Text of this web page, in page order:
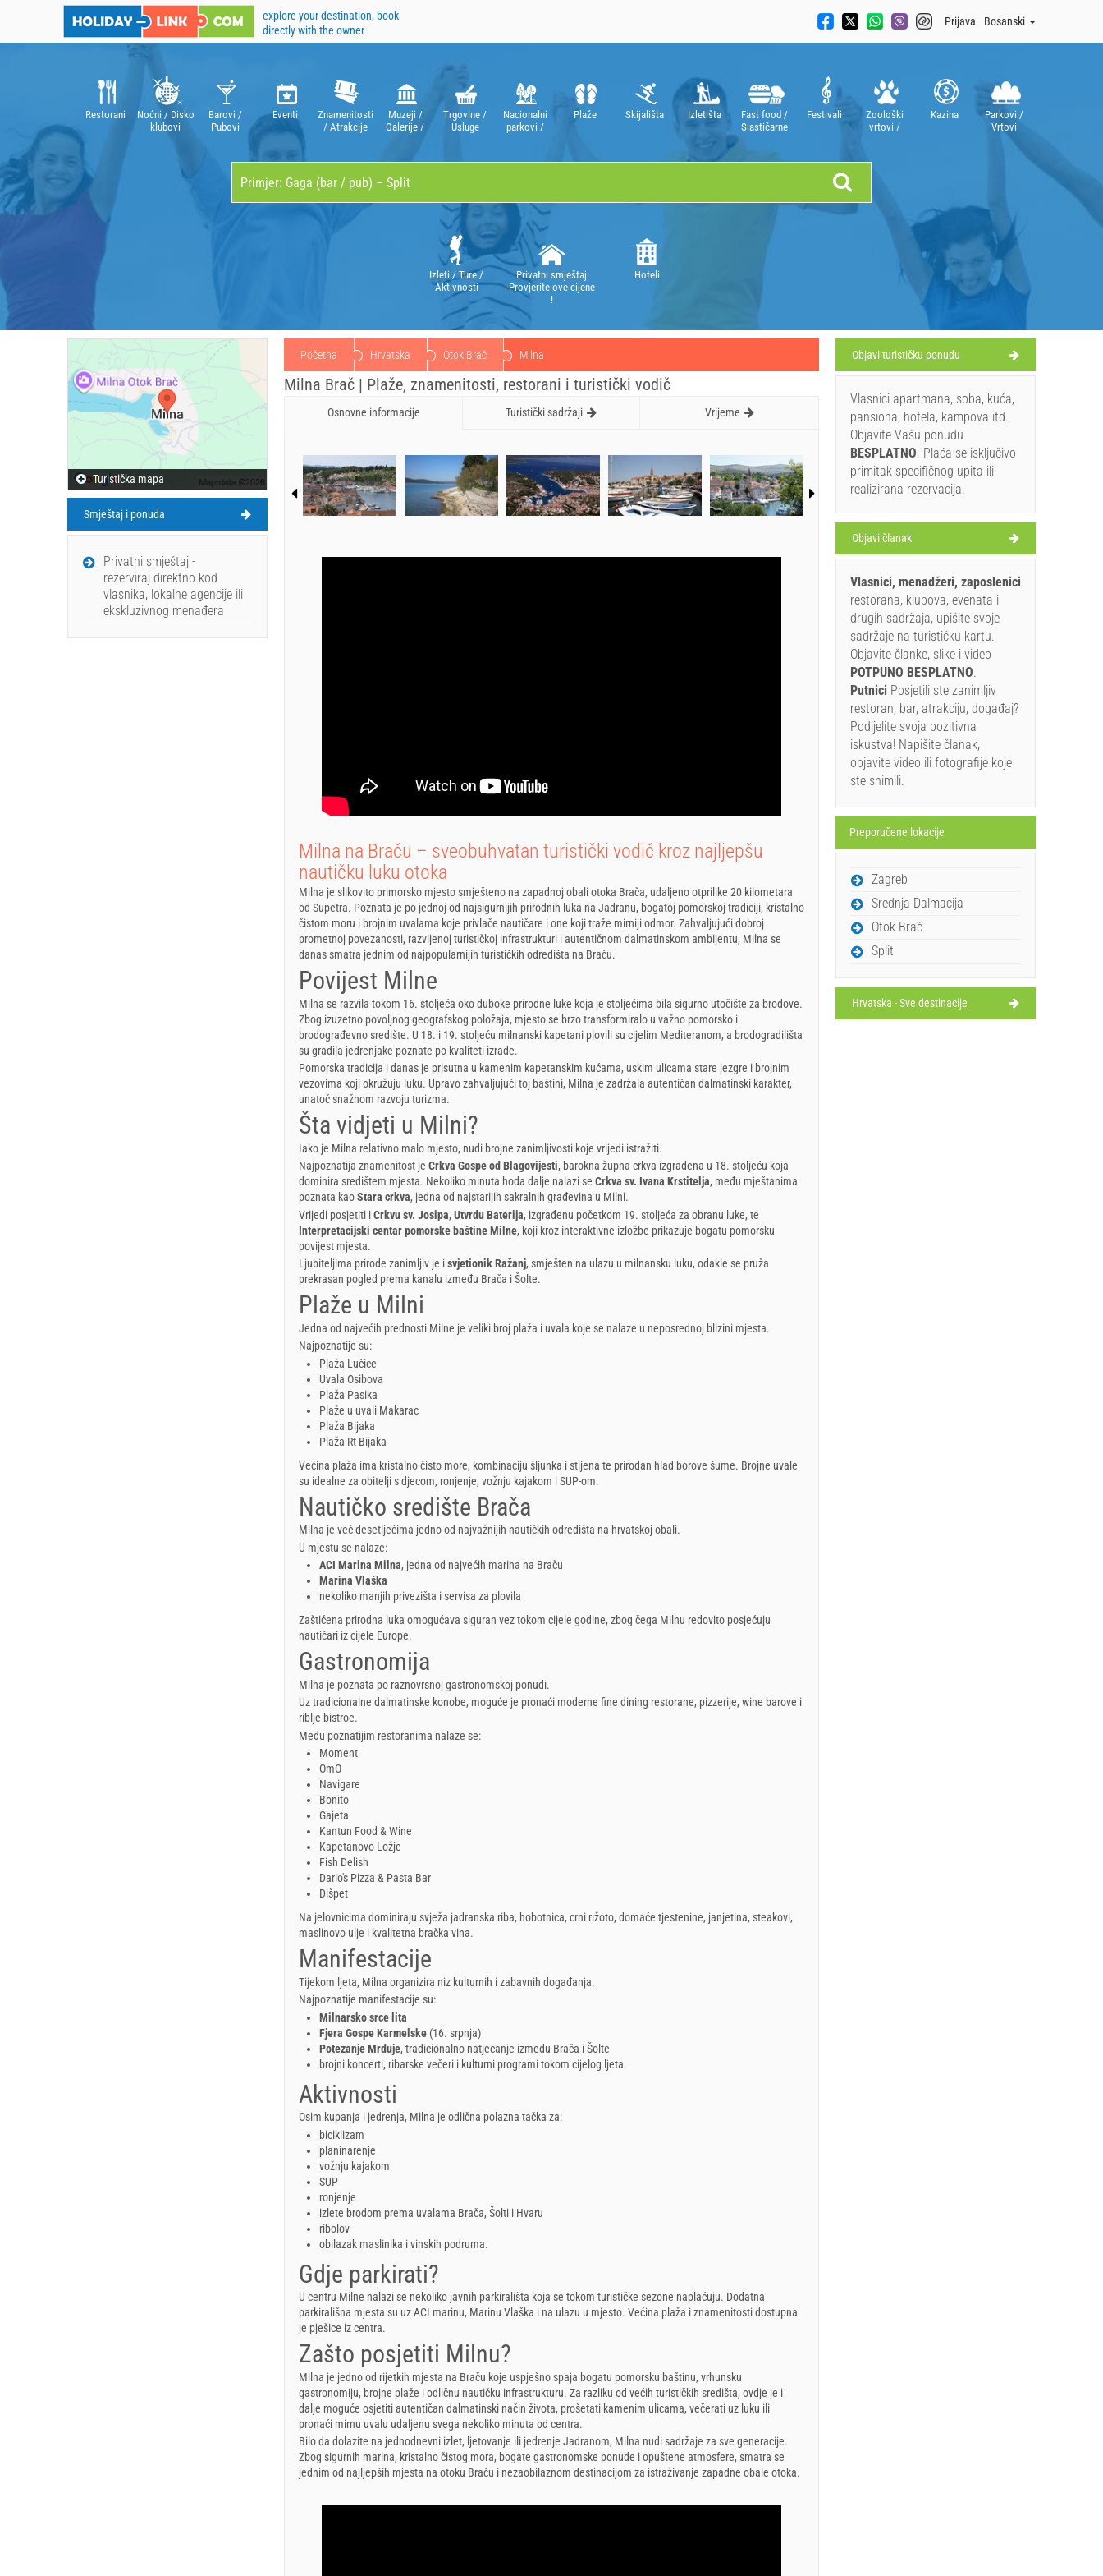
explore your destination, book
directly with the owner
Prijava Bosanski
Restorani
Noćni / Disko
klubovi
Barovi /
Pubovi
Eventi
Znamenitosti
/ Atrakcije
Muzeji /
Galerije /
Trgovine /
Usluge
Nacionalni
parkovi /
Plaže Skijališta Izletišta
Fast food /
Slastičarne
Festivali
Zoološki
vrtovi /
Kazina
Parkovi /
Vrtovi
Izleti / Ture /
Aktivnosti
Privatni smještaj
Provjerite ove cijene
!
Hoteli
Početna Hrvatska Otok Brač Milna
Milna Brač | Plaže, znamenitosti, restorani i turistički vodič
Osnovne informacije Turistički sadržaji Vrijeme
Milna na Braču – sveobuhvatan turistički vodič kroz najljepšu
nautičku luku otoka
Milna je slikovito primorsko mjesto smješteno na zapadnoj obali otoka Brača, udaljeno otprilike 20 kilometara
od Supetra. Poznata je po jednoj od najsigurnijih prirodnih luka na Jadranu, bogatoj pomorskoj tradiciji, kristalno
čistom moru i brojnim uvalama koje privlače nautičare i one koji traže mirniji odmor. Zahvaljujući dobroj
prometnoj povezanosti, razvijenoj turističkoj infrastrukturi i autentičnom dalmatinskom ambijentu, Milna se
danas smatra jednim od najpopularnijih turističkih odredišta na Braču.
Povijest Milne
Milna se razvila tokom 16. stoljeća oko duboke prirodne luke koja je stoljećima bila sigurno utočište za brodove.
Zbog izuzetno povoljnog geografskog položaja, mjesto se brzo transformiralo u važno pomorsko i
brodograđevno središte. U 18. i 19. stoljeću milnanski kapetani plovili su cijelim Mediteranom, a brodogradilišta
su gradila jedrenjake poznate po kvaliteti izrade.
Pomorska tradicija i danas je prisutna u kamenim kapetanskim kućama, uskim ulicama stare jezgre i brojnim
vezovima koji okružuju luku. Upravo zahvaljujući toj baštini, Milna je zadržala autentičan dalmatinski karakter,
unatoč snažnom razvoju turizma.
Šta vidjeti u Milni?
Iako je Milna relativno malo mjesto, nudi brojne zanimljivosti koje vrijedi istražiti.
Najpoznatija znamenitost je Crkva Gospe od Blagovijesti, barokna župna crkva izgrađena u 18. stoljeću koja
dominira središtem mjesta. Nekoliko minuta hoda dalje nalazi se Crkva sv. Ivana Krstitelja, među mještanima
poznata kaoStara crkva, jedna od najstarijih sakralnih građevina u Milni.
Vrijedi posjetiti iCrkvu sv. Josipa, Utvrdu Baterija, izgrađenu početkom 19. stoljeća za obranu luke, te
Interpretacijski centar pomorske baštine Milne, koji kroz interaktivne izložbe prikazuje bogatu pomorsku
povijest mjesta.
Ljubiteljima prirode zanimljiv je isvjetionik Ražanj, smješten na ulazu u milnansku luku, odakle se pruža
prekrasan pogled prema kanalu između Brača i Šolte.
Plaže u Milni
Jedna od najvećih prednosti Milne je veliki broj plaža i uvala koje se nalaze u neposrednoj blizini mjesta.
Najpoznatije su:
Plaža Lučice
Uvala Osibova
Plaža Pasika
Plaže u uvali Makarac
Plaža Bijaka
Plaža Rt Bijaka
Većina plaža ima kristalno čisto more, kombinaciju šljunka i stijena te prirodan hlad borove šume. Brojne uvale
su idealne za obitelji s djecom, ronjenje, vožnju kajakom i SUP-om.
Nautičko središte Brača
Milna je već desetljećima jedno od najvažnijih nautičkih odredišta na hrvatskoj obali.
U mjestu se nalaze:
ACI Marina Milna, jedna od najvećih marina na Braču
Marina Vlaška
nekoliko manjih privezišta i servisa za plovila
Zaštićena prirodna luka omogućava siguran vez tokom cijele godine, zbog čega Milnu redovito posjećuju
nautičari iz cijele Europe.
Gastronomija
Milna je poznata po raznovrsnoj gastronomskoj ponudi.
Uz tradicionalne dalmatinske konobe, moguće je pronaći moderne fine dining restorane, pizzerije, wine barove i
riblje bistroe.
Među poznatijim restoranima nalaze se:
Moment
OmO
Navigare
Bonito
Gajeta
Kantun Food & Wine
Kapetanovo Ložje
Fish Delish
Dario's Pizza & Pasta Bar
Dišpet
Na jelovnicima dominiraju svježa jadranska riba, hobotnica, crni rižoto, domaće tjestenine, janjetina, steakovi,
maslinovo ulje i kvalitetna bračka vina.
Manifestacije
Tijekom ljeta, Milna organizira niz kulturnih i zabavnih događanja.
Najpoznatije manifestacije su:
Milnarsko srce lita
Fjera Gospe Karmelske (16. srpnja)
Potezanje Mrduje, tradicionalno natjecanje između Brača i Šolte
brojni koncerti, ribarske večeri i kulturni programi tokom cijelog ljeta.
Aktivnosti
Osim kupanja i jedrenja, Milna je odlična polazna tačka za:
biciklizam
planinarenje
vožnju kajakom
SUP
ronjenje
izlete brodom prema uvalama Brača, Šolti i Hvaru
ribolov
obilazak maslinika i vinskih podruma.
Gdje parkirati?
U centru Milne nalazi se nekoliko javnih parkirališta koja se tokom turističke sezone naplaćuju. Dodatna
parkirališna mjesta su uz ACI marinu, Marinu Vlaška i na ulazu u mjesto. Većina plaža i znamenitosti dostupna
je pješice iz centra.
Zašto posjetiti Milnu?
Milna je jedno od rijetkih mjesta na Braču koje uspješno spaja bogatu pomorsku baštinu, vrhunsku
gastronomiju, brojne plaže i odličnu nautičku infrastrukturu. Za razliku od većih turističkih središta, ovdje je i
dalje moguće osjetiti autentičan dalmatinski način života, prošetati kamenim ulicama, večerati uz luku ili
pronaći mirnu uvalu udaljenu svega nekoliko minuta od centra.
Bilo da dolazite na jednodnevni izlet, ljetovanje ili jedrenje Jadranom, Milna nudi sadržaje za sve generacije.
Zbog sigurnih marina, kristalno čistog mora, bogate gastronomske ponude i opuštene atmosfere, smatra se
jednim od najljepših mjesta na otoku Braču i nezaobilaznom destinacijom za istraživanje zapadne obale otoka.
Turistička mapa
Smještaj i ponuda
Privatni smještaj -
rezerviraj direktno kod
vlasnika, lokalne agencije ili
ekskluzivnog menađera
Objavi turističku ponudu
Vlasnici apartmana, soba, kuća,
pansiona, hotela, kampova itd.
Objavite Vašu ponudu
BESPLATNO. Plaća se isključivo
primitak specifičnog upita ili
realizirana rezervacija.
Objavi članak
Vlasnici, menadžeri, zaposlenici
restorana, klubova, evenata i
drugih sadržaja, upišite svoje
sadržaje na turističku kartu.
Objavite članke, slike i video
POTPUNO BESPLATNO.
Putnici Posjetili ste zanimljiv
restoran, bar, atrakciju, događaj?
Podijelite svoja pozitivna
iskustva! Napišite članak,
objavite video ili fotografije koje
ste snimili.
Preporučene lokacije
Zagreb
Srednja Dalmacija
Otok Brač
Split
Hrvatska - Sve destinacije